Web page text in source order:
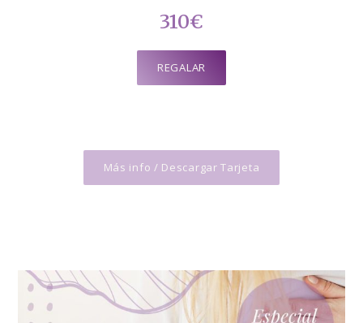
310€
REGALAR
Más info / Descargar Tarjeta